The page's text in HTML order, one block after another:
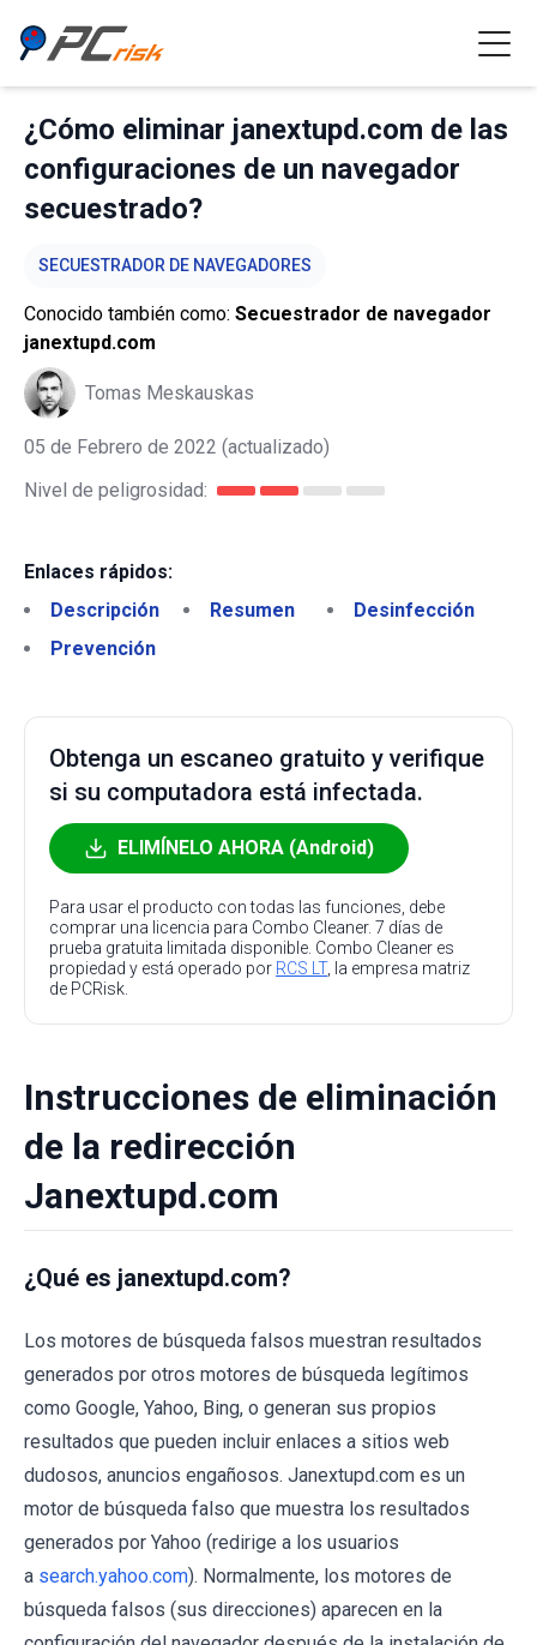
¿Cómo eliminar janextupd.com de las
configuraciones de un navegador
secuestrado?
SECUESTRADOR DE NAVEGADORES
Conocido también como: Secuestrador de navegador
janextupd.com
Tomas Meskauskas
05 de Febrero de 2022 (actualizado)
Nivel de peligrosidad:
Enlaces rápidos:
Descripción
Resumen
Desinfección
Prevención
Obtenga un escaneo gratuito y verifique
si su computadora está infectada.
ELIMÍNELO AHORA (Android)
Para usar el producto con todas las funciones, debe
comprar una licencia para Combo Cleaner. 7 días de
prueba gratuita limitada disponible. Combo Cleaner es
propiedad y está operado por RCS LT, la empresa matriz
de PCRisk.
Instrucciones de eliminación
de la redirección
Janextupd.com
¿Qué es janextupd.com?
Los motores de búsqueda falsos muestran resultados
generados por otros motores de búsqueda legítimos
como Google, Yahoo, Bing, o generan sus propios
resultados que pueden incluir enlaces a sitios web
dudosos, anuncios engañosos. Janextupd.com es un
motor de búsqueda falso que muestra los resultados
generados por Yahoo (redirige a los usuarios
a search.yahoo.com). Normalmente, los motores de
búsqueda falsos (sus direcciones) aparecen en la